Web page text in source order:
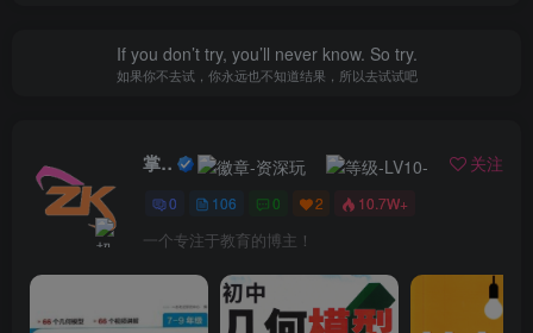
If you don’t try, you’ll never know. So try.
如果你不去试，你永远也不知道结果，所以去试试吧
掌控未来 关注
0 106 0 2 10.7W+
一个专注于教育的博主！